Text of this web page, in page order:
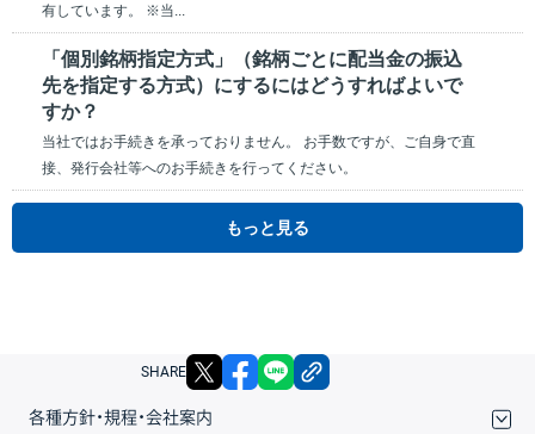
有しています。 ※当...
「個別銘柄指定方式」（銘柄ごとに配当金の振込
先を指定する方式）にするにはどうすればよいで
すか？
当社ではお手続きを承っておりません。 お手数ですが、ご自身で直
接、発行会社等へのお手続きを行ってください。
もっと見る
SHARE X facebook
各種方針・規程・会社案内